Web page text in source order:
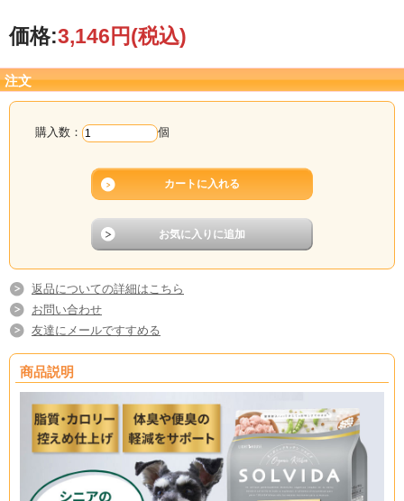
価格:3,146円(税込)
注文
購入数： 個
返品についての詳細はこちら
お問い合わせ
友達にメールですすめる
商品説明